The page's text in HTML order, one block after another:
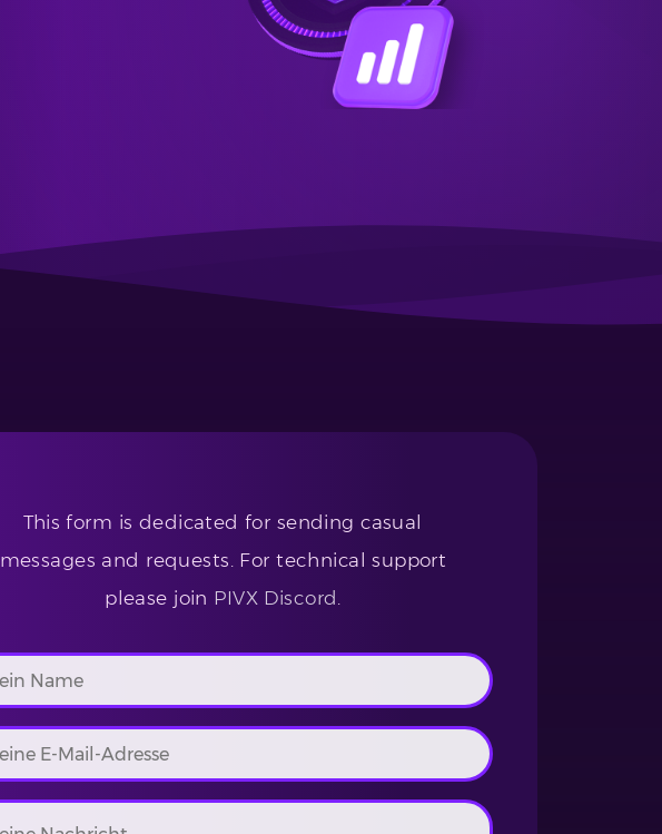
This form is dedicated for sending casual
messages and requests. For technical support
please join PIVX Discord .